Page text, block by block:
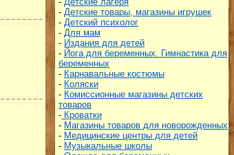
- Детские товары, магазины игрушек
- Детский психолог
- Для мам
- Издания для детей
- Йога для беременных. Гимнастика для
беременных
- Карнавальные костюмы
- Коляски
- Комиссионные магазины детских
товаров
- Кроватки
- Магазины товаров для новорожденных
- Медицинские центры для детей
- Музыкальные школы